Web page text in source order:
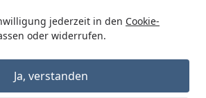
jederzeit in den Cookie-
oder widerrufen.
Ja, verstanden